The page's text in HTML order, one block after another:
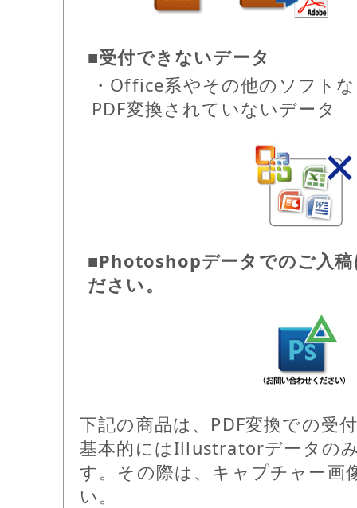
■受付できないデータ
・Office系やその他のソフト
PDF変換されていないデータ
■Photoshopデータでのご入稿
ださい。
下記の商品は、PDF変換での受
基本的にはIllustratorデータの
す。その際は、キャプチャー画
い。